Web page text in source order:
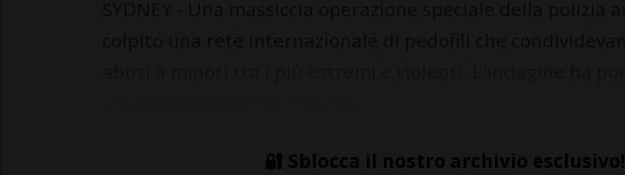
🔐 Sblocca il nostro archivio esclusivo!